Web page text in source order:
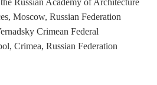
Russian Academy of Architecture
Moscow, Russian Federation
Crimean Federal
Crimea, Russian Federation